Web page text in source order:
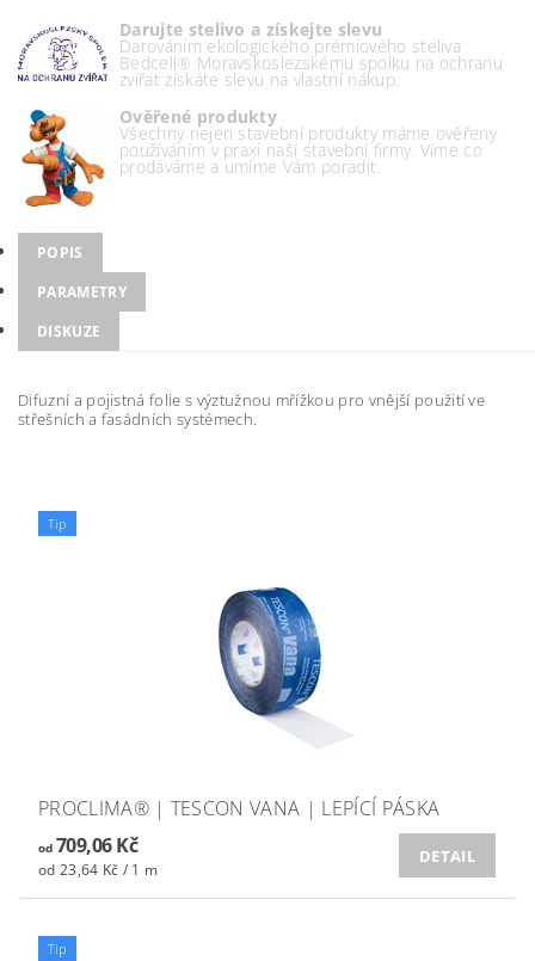
Darujte stelivo a získejte slevu
Darováním ekologického prémiového steliva
Bedcell® Moravskoslezskému spolku na ochranu
zvířat získáte slevu na vlastní nákup.
Ověřené produkty
Všechny nejen stavební produkty máme ověřeny
používáním v praxi naší stavební firmy. Víme co
prodáváme a umíme Vám poradit.
POPIS
PARAMETRY
DISKUZE
Difuzní a pojistná folie s výztužnou mřížkou pro vnější použití ve
střešních a fasádních systémech.
Tip
PROCLIMA® | TESCON VANA | LEPÍCÍ PÁSKA
od709,06 Kč
od 23,64 Kč / 1 m
DETAIL
Tip